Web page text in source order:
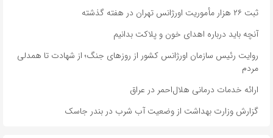
ثبت ۲۶ هزار مأموریت اورژانس تهران در هفته گذشته
آنچه باید درباره اهدای خون و پلاکت بدانیم
روایت رئیس سازمان اورژانس کشور از روزهای جنگ؛ از شهادت تا همدلی
مردم
ارائه خدمات درمانی هلال‌احمر در عراق
گزارش وزارت بهداشت از وضعیت آب شرب در بندر جاسک